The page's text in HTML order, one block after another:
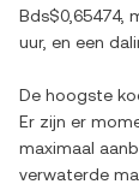
Bds$0,65474,
uur, en een
De hoogste
Er zijn er
maximaal
verwaterde